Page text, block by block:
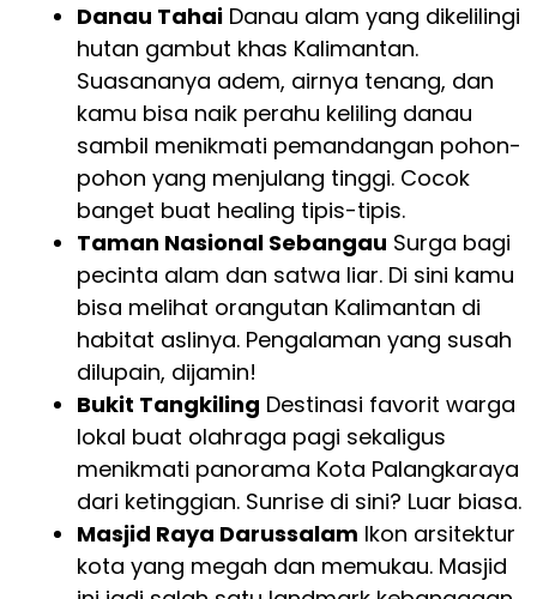
Danau Tahai Danau alam yang dikelilingi
hutan gambut khas Kalimantan.
Suasananya adem, airnya tenang, dan
kamu bisa naik perahu keliling danau
sambil menikmati pemandangan pohon-
pohon yang menjulang tinggi. Cocok
banget buat healing tipis-tipis.
Taman Nasional Sebangau Surga bagi
pecinta alam dan satwa liar. Di sini kamu
bisa melihat orangutan Kalimantan di
habitat aslinya. Pengalaman yang susah
dilupain, dijamin!
Bukit Tangkiling Destinasi favorit warga
lokal buat olahraga pagi sekaligus
menikmati panorama Kota Palangkaraya
dari ketinggian. Sunrise di sini? Luar biasa.
Masjid Raya Darussalam Ikon arsitektur
kota yang megah dan memukau. Masjid